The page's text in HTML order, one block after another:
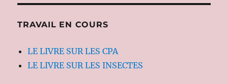
TRAVAIL EN COURS
LE LIVRE SUR LES CPA
LE LIVRE SUR LES INSECTES